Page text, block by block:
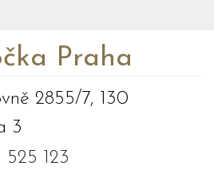
Praha
2855/7, 130
3
525 123